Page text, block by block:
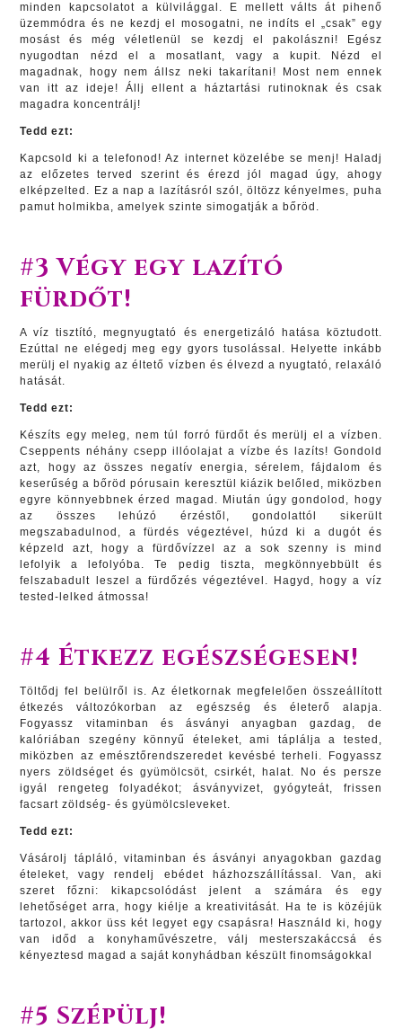
minden kapcsolatot a külvilággal. E mellett válts át pihenő
üzemmódra és ne kezdj el mosogatni, ne indíts el „csak” egy
mosást és még véletlenül se kezdj el pakolászni! Egész
nyugodtan nézd el a mosatlant, vagy a kupit. Nézd el
magadnak, hogy nem állsz neki takarítani! Most nem ennek
van itt az ideje! Állj ellent a háztartási rutinoknak és csak
magadra koncentrálj!
Tedd ezt:
Kapcsold ki a telefonod! Az internet közelébe se menj! Haladj
az előzetes terved szerint és érezd jól magad úgy, ahogy
elképzelted. Ez a nap a lazításról szól, öltözz kényelmes, puha
pamut holmikba, amelyek szinte simogatják a bőröd.
#3 Végy egy lazító
fürdőt!
A víz tisztító, megnyugtató és energetizáló hatása köztudott.
Ezúttal ne elégedj meg egy gyors tusolással. Helyette inkább
merülj el nyakig az éltető vízben és élvezd a nyugtató, relaxáló
hatását.
Tedd ezt:
Készíts egy meleg, nem túl forró fürdőt és merülj el a vízben.
Cseppents néhány csepp illóolajat a vízbe és lazíts! Gondold
azt, hogy az összes negatív energia, sérelem, fájdalom és
keserűség a bőröd pórusain keresztül kiázik belőled, miközben
egyre könnyebbnek érzed magad. Miután úgy gondolod, hogy
az összes lehúzó érzéstől, gondolattól sikerült
megszabadulnod, a fürdés végeztével, húzd ki a dugót és
képzeld azt, hogy a fürdővízzel az a sok szenny is mind
lefolyik a lefolyóba. Te pedig tiszta, megkönnyebbült és
felszabadult leszel a fürdőzés végeztével. Hagyd, hogy a víz
tested-lelked átmossa!
#4 Étkezz egészségesen!
Töltődj fel belülről is. Az életkornak megfelelően összeállított
étkezés változókorban az egészség és életerő alapja.
Fogyassz vitaminban és ásványi anyagban gazdag, de
kalóriában szegény könnyű ételeket, ami táplálja a tested,
miközben az emésztőrendszeredet kevésbé terheli. Fogyassz
nyers zöldséget és gyümölcsöt, csirkét, halat. No és persze
igyál rengeteg folyadékot; ásványvizet, gyógyteát, frissen
facsart zöldség- és gyümölcsleveket.
Tedd ezt:
Vásárolj tápláló, vitaminban és ásványi anyagokban gazdag
ételeket, vagy rendelj ebédet házhozszállítással. Van, aki
szeret főzni: kikapcsolódást jelent a számára és egy
lehetőséget arra, hogy kiélje a kreativitását. Ha te is közéjük
tartozol, akkor üss két legyet egy csapásra! Használd ki, hogy
van időd a konyhaművészetre, válj mesterszakáccsá és
kényeztesd magad a saját konyhádban készült finomságokkal
#5 Szépülj!